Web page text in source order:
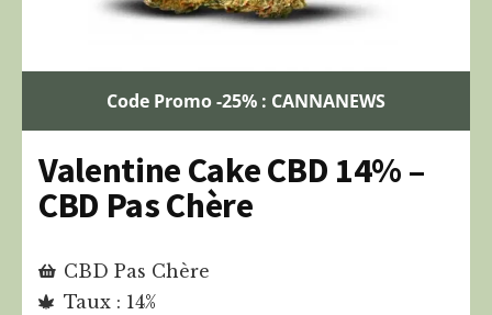
Code Promo -25% : CANNANEWS
Valentine Cake CBD 14% –
CBD Pas Chère
CBD Pas Chère
Taux : 14%